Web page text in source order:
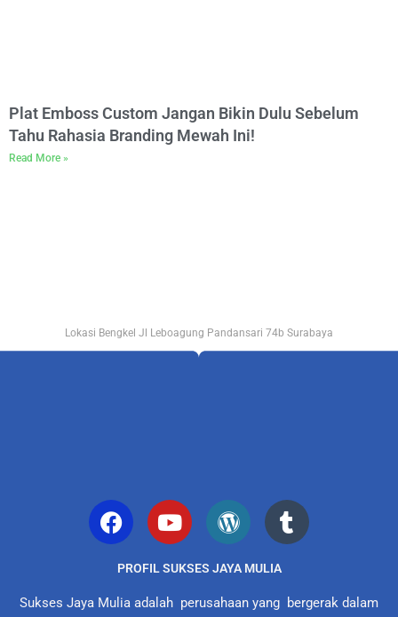
Plat Emboss Custom Jangan Bikin Dulu Sebelum
Tahu Rahasia Branding Mewah Ini!
Read More »
Lokasi Bengkel Jl Leboagung Pandansari 74b Surabaya
PROFIL SUKSES JAYA MULIA
Sukses Jaya Mulia adalah perusahaan yang bergerak dalam